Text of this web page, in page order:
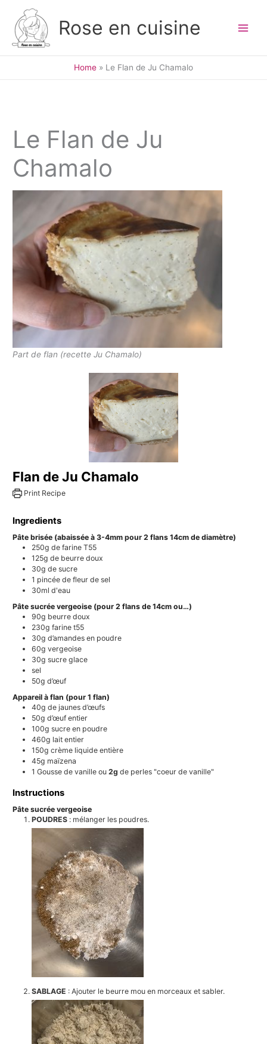
content
Rose en cuisine
Home Le Flan de Ju Chamalo
Le Flan de Ju
Chamalo
Part de flan (recette Ju Chamalo)
Flan de Ju Chamalo
Print Recipe
Ingredients
Pâte brisée (abaissée à 3-4mm pour 2 flans 14cm de diamètre)
250g de farine T55
125g de beurre doux
30g de sucre
1 pincée de fleur de sel
30ml d'eau
Pâte sucrée vergeoise (pour 2 flans de 14cm ou…)
90g beurre doux
230g farine t55
30g d’amandes en poudre
60g vergeoise
30g sucre glace
sel
50g d’œuf
Appareil à flan (pour 1 flan)
40g de jaunes d’œufs
50g d’œuf entier
100g sucre en poudre
460g lait entier
150g crème liquide entière
45g maïzena
1 Gousse de vanille ou2gde perles "coeur de vanille"
Instructions
Pâte sucrée vergeoise
POUDRES : mélanger les poudres.
SABLAGE : Ajouter le beurre mou en morceaux et sabler.